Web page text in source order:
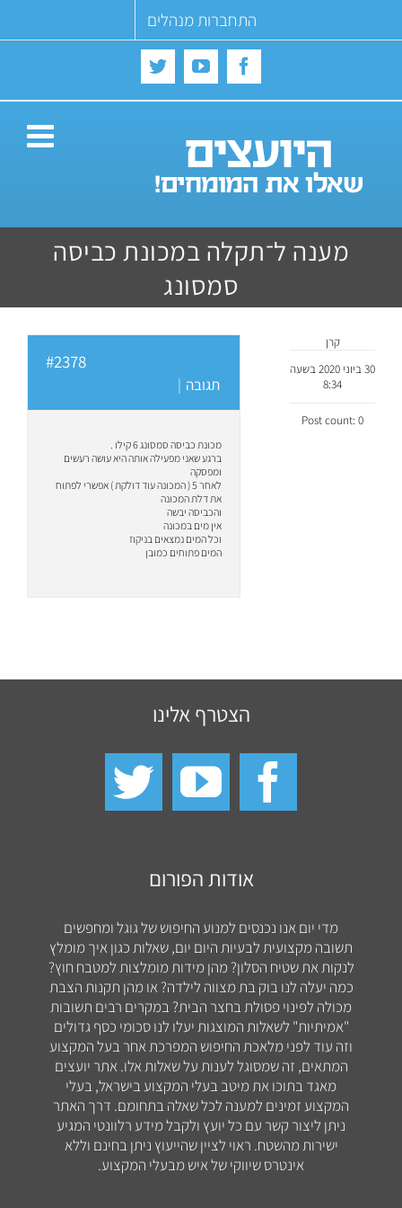
התחברות מנהלים
Facebook
YouTube
Twitter
מענה ל־תקלה במכונת כביסה
סמסונג
קרן
30 ביוני 2020 בשעה
8:34
Post count: 0
#2378
תגובה |
מכונת כביסה סמסונג 6 קילו .
ברגע שאני מפעילה אותה היא עושה רעשים
ומפסקה
לאחר 5 ( המכונה עוד דולקת ) אפשרי לפתוח
את דלת המכונה
והכביסה יבשה
אין מים במכונה
וכל המים נמצאים בניקוז
המים פתוחים כמובן
הצטרף אלינו
אודות הפורום
מדי יום אנו נכנסים למנוע החיפוש של גוגל ומחפשים
תשובה מקצועית לבעיות היום יום, שאלות כגון איך מומלץ
לנקות את שטיח הסלון? מהן מידות מומלצות למטבח חוץ?
כמה יעלה לנו בוק בת מצווה לילדה? או מהן תקנות הצבת
מכולה לפינוי פסולת בחצר הבית? במקרים רבים תשובות
"אמיתיות" לשאלות המוצגות יעלו לנו סכומי כסף גדולים
וזה עוד לפני מלאכת החיפוש המפרכת אחר בעל המקצוע
המתאים, זה שמסוגל לענות על שאלות אלו. אתר יועצים
מאגד בתוכו את מיטב בעלי המקצוע בישראל, בעלי
המקצוע זמינים למענה לכל שאלה בתחומם. דרך האתר
ניתן ליצור קשר עם כל יועץ ולקבל מידע רלוונטי המגיע
ישירות מהשטח. ראוי לציין שהייעוץ ניתן בחינם וללא
אינטרס שיווקי של איש מבעלי המקצוע.